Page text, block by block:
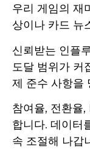
우리 게임의 재
상이나 카드 뉴
신뢰받는 인플
도달 범위가 커
제 준수 사항을
참여율, 전환율
합니다. 데이터
속 조절해 나갑